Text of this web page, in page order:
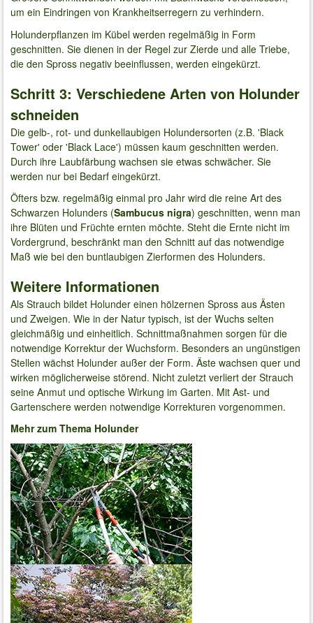
um ein Eindringen von Krankheitserregern zu verhindern.
Holunderpflanzen im Kübel werden regelmäßig in Form
geschnitten. Sie dienen in der Regel zur Zierde und alle Triebe,
die den Spross negativ beeinflussen, werden eingekürzt.
Schritt 3: Verschiedene Arten von Holunder
schneiden
Die gelb-, rot- und dunkellaubigen Holundersorten (z.B. 'Black
Tower' oder 'Black Lace') müssen kaum geschnitten werden.
Durch ihre Laubfärbung wachsen sie etwas schwächer. Sie
werden nur bei Bedarf eingekürzt.
Öfters bzw. regelmäßig einmal pro Jahr wird die reine Art des
Schwarzen Holunders (Sambucus nigra) geschnitten, wenn man
ihre Blüten und Früchte ernten möchte. Steht die Ernte nicht im
Vordergrund, beschränkt man den Schnitt auf das notwendige
Maß wie bei den buntlaubigen Zierformen des Holunders.
Weitere Informationen
Als Strauch bildet Holunder einen hölzernen Spross aus Ästen
und Zweigen. Wie in der Natur typisch, ist der Wuchs selten
gleichmäßig und einheitlich. Schnittmaßnahmen sorgen für die
notwendige Korrektur der Wuchsform. Besonders an ungünstigen
Stellen wächst Holunder außer der Form. Äste wachsen quer und
wirken möglicherweise störend. Nicht zuletzt verliert der Strauch
seine Anmut und optische Wirkung im Garten. Mit Ast- und
Gartenschere werden notwendige Korrekturen vorgenommen.
Mehr zum Thema Holunder